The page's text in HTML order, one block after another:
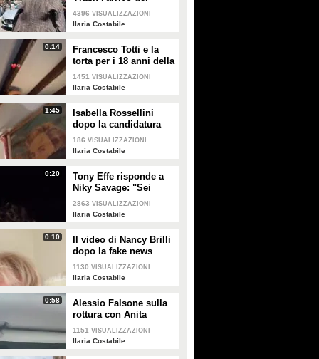
feretro alla chiesa di
San Pancrazio a Roma
4396 VISUALIZZAZIONI
Ilaria Costabile
0:14
Francesco Totti e la
torta per i 18 anni della
figlia Chanel
1451 VISUALIZZAZIONI
Ilaria Costabile
1:45
Isabella Rossellini
dopo la candidatura
agli Oscar: "Penso ai
miei genitori, grata a
186 VISUALIZZAZIONI
Ilaria Costabile
0:20
Tony Effe risponde a
Niky Savage: "Sei
stupido, non puoi
essere mio figlio"
2863 VISUALIZZAZIONI
Ilaria Costabile
0:10
Il video di Nancy Brilli
dopo la fake news
sulla sua morte: "Sono
piuttosto viva"
1130 VISUALIZZAZIONI
Ilaria Costabile
0:58
Alessio Falsone sulla
rottura con Anita
Olivieri: "Stiamo bene,
non prendetela peggio
1151 VISUALIZZAZIONI
Ilaria Costabile